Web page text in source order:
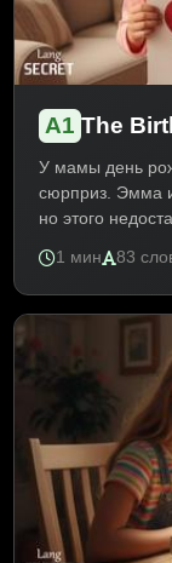
A1 The
У мамы день
сюрприз. Эмма
но этого
ценностях.
праздниках и
императива.
1 мин 83